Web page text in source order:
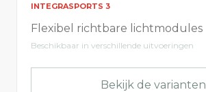
INTEGRASPORTS 3
Flexibel richtbare lichtmodules
Beschikbaar in verschillende uitvoeringen
Bekijk de varianten